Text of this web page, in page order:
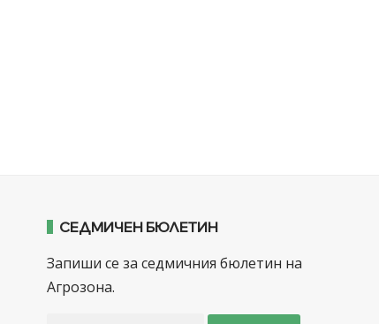
СЕДМИЧЕН БЮЛЕТИН
Запиши се за седмичния бюлетин на
Агрозона.